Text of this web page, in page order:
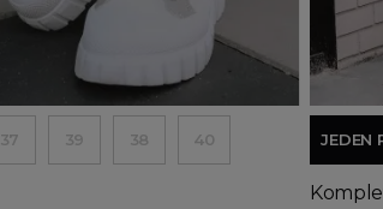
Dodaj do koszyka
37 39 38 40 JEDEN